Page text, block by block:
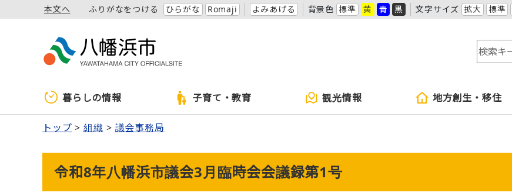
本文へ ふりがなをつける ひらがな Romaji よみあげる 背景色 標準 黄 青 黒 文字サイズ 拡大 標準
暮らしの情報 子育て・教育 観光情報 地方創生・移住
トップ 組織 議会事務局
令和8年八幡浜市議会3月臨時会会議録第1号